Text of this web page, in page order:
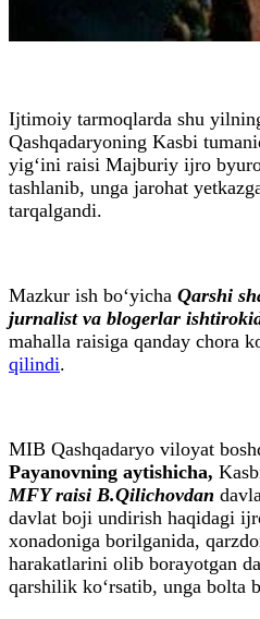
Ijtimoiy tarmoqlarda shu
Qashqadaryoning Kasbi
yig‘ini raisi Majburiy ijro
tashlanib, unga jarohat
tarqalgandi.
Маzkur ish bo‘yicha Qarshi
jurnalist va blogerlar
mahalla raisiga qanday chora
qilindi.
MIB Qashqadaryo viloyat
Payanovning aytishicha,
MFY raisi B.Qilichovdan
davlat boji undirish haqidagi
xonadoniga borilganida,
harakatlarini olib borayotgan
qarshilik ko‘rsatib, unga bolta